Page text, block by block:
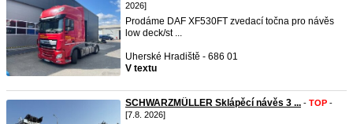
2026]
Prodáme DAF XF530FT zvedací točna pro návěs
low deck/st ...
Uherské Hradiště - 686 01
V textu
SCHWARZMÜLLER Sklápěcí návěs 3 ... - TOP -
[7.8. 2026]